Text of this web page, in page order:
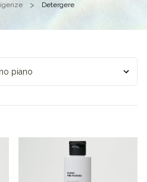
Detergere